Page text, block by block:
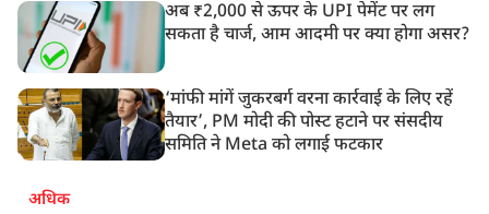
अब ₹2,000 से ऊपर के UPI पेमेंट पर लग
सकता है चार्ज, आम आदमी पर क्या होगा असर?
‘मांफी मांगें जुकरबर्ग वरना कार्रवाई के लिए रहें
तैयार’, PM मोदी की पोस्ट हटाने पर संसदीय
समिति ने Meta को लगाई फटकार
अधिक